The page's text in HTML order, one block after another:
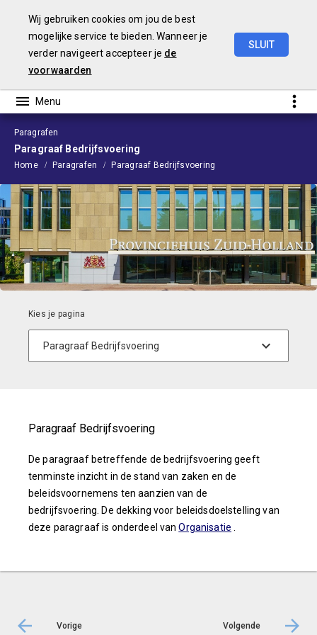
Wij gebruiken cookies om jou de best
mogelijke service te bieden. Wanneer je
verder navigeert accepteer je de
voorwaarden
SLUIT
Paragrafen
Paragraaf Bedrijfsvoering
Home Paragrafen Paragraaf Bedrijfsvoering
Paragraaf Bedrijfsvoering
De paragraaf betreffende de bedrijfsvoering geeft
tenminste inzicht in de stand van zaken en de
beleidsvoornemens ten aanzien van de
bedrijfsvoering. De dekking voor beleidsdoelstelling van
deze paragraaf is onderdeel vanOrganisatie
Vorige Volgende